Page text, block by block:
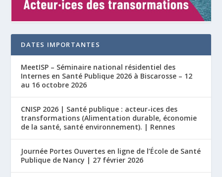
DATES IMPORTANTES
MeetISP – Séminaire national résidentiel des
Internes en Santé Publique 2026 à Biscarosse – 12
au 16 octobre 2026
CNISP 2026 | Santé publique : acteur-ices des
transformations (Alimentation durable, économie
de la santé, santé environnement). | Rennes
Journée Portes Ouvertes en ligne de l’École de Santé
Publique de Nancy | 27 février 2026